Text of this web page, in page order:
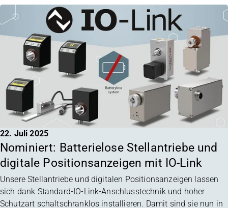
22. Juli 2025
Nominiert: Batterielose Stellantriebe und
digitale Positionsanzeigen mit IO-Link
Unsere Stellantriebe und digitalen Positionsanzeigen lassen
sich dank Standard-IO-Link-Anschlusstechnik und hoher
Schutzart schaltschranklos installieren. Damit sind sie nun in